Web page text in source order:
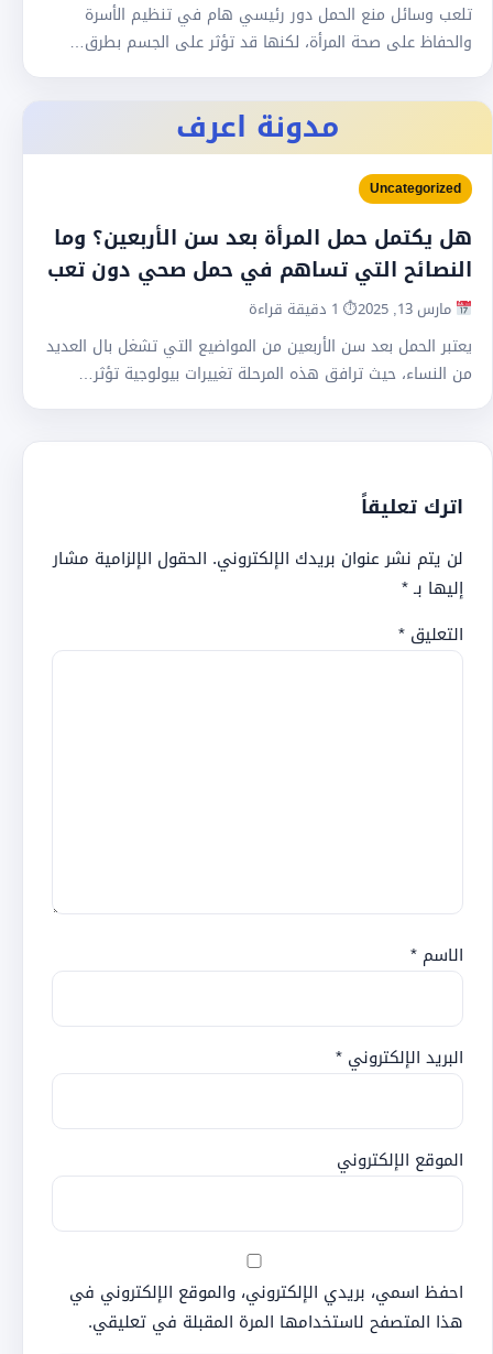
تلعب وسائل منع الحمل دور رئيسي هام في تنظيم الأسرة
والحفاظ على صحة المرأة، لكنها قد تؤثر على الجسم بطرق…
مدونة اعرف
Uncategorized
هل يكتمل حمل المرأة بعد سن الأربعين؟ وما
النصائح التي تساهم في حمل صحي دون تعب
مارس 13, 2025 ⏱ 1 دقيقة قراءة
يعتبر الحمل بعد سن الأربعين من المواضيع التي تشغل بال العديد
من النساء، حيث ترافق هذه المرحلة تغييرات بيولوجية تؤثر…
اترك تعليقاً
لن يتم نشر عنوان بريدك الإلكتروني. الحقول الإلزامية مشار
إليها بـ*
التعليق *
الاسم *
البريد الإلكتروني *
الموقع الإلكتروني
احفظ اسمي، بريدي الإلكتروني، والموقع الإلكتروني في
هذا المتصفح لاستخدامها المرة المقبلة في تعليقي.